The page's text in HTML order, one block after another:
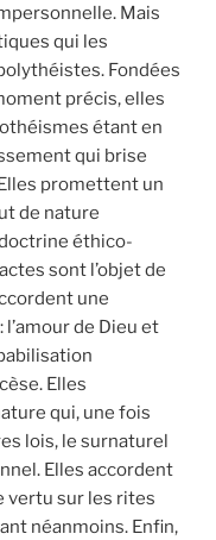
Mais
qui les
Fondées
précis, elles
étant en
qui brise
promettent un
de nature
éthico-
sont l’objet de
une
de Dieu et
Elles
qui, une fois
lois, le surnaturel
Elles accordent
vertu sur les rites
néanmoins. Enfin,